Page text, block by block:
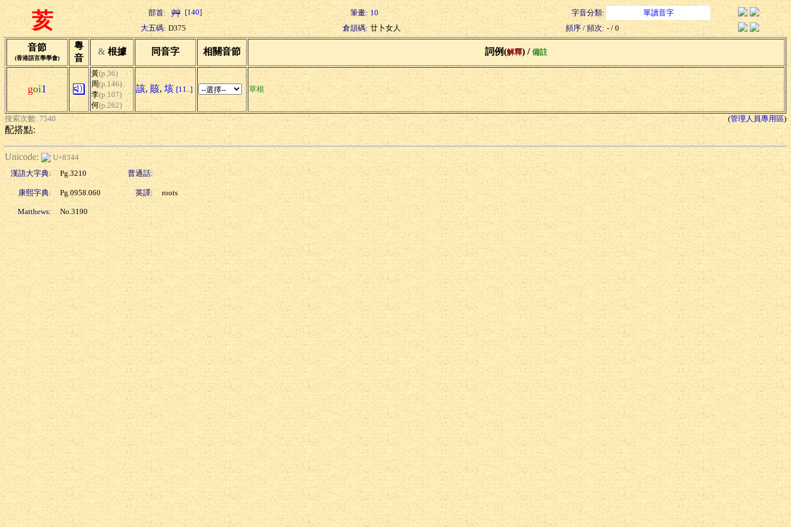
荄 部首: [140] 筆畫: 10 字音分類:
單讀音字
大五碼: D375 倉頡碼: 廿卜女人 頻序 / 頻次: - / 0
音節
(香港語言學學會)
粵
音
& 根據 同音字 相關音節 詞例(解釋) / 備註
goi1
黃(p.36)
周(p.146)
李(p.107)
何(p.262)
該, 賅, 垓 [11..] 草根
搜索次數: 7540 (管理人員專用區)
配搭點:
Unicode:
U+8344
漢語大字典:
Pg.3210 普通話:
康熙字典: Pg.0958.060 英譯: roots
Matthews: No.3190